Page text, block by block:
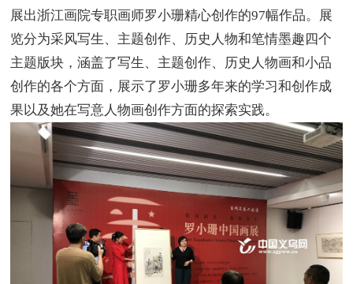
展出浙江画院专职画师罗小珊精心创作的97幅作品。展
览分为采风写生、主题创作、历史人物和笔情墨趣四个
主题版块，涵盖了写生、主题创作、历史人物画和小品
创作的各个方面，展示了罗小珊多年来的学习和创作成
果以及她在写意人物画创作方面的探索实践。